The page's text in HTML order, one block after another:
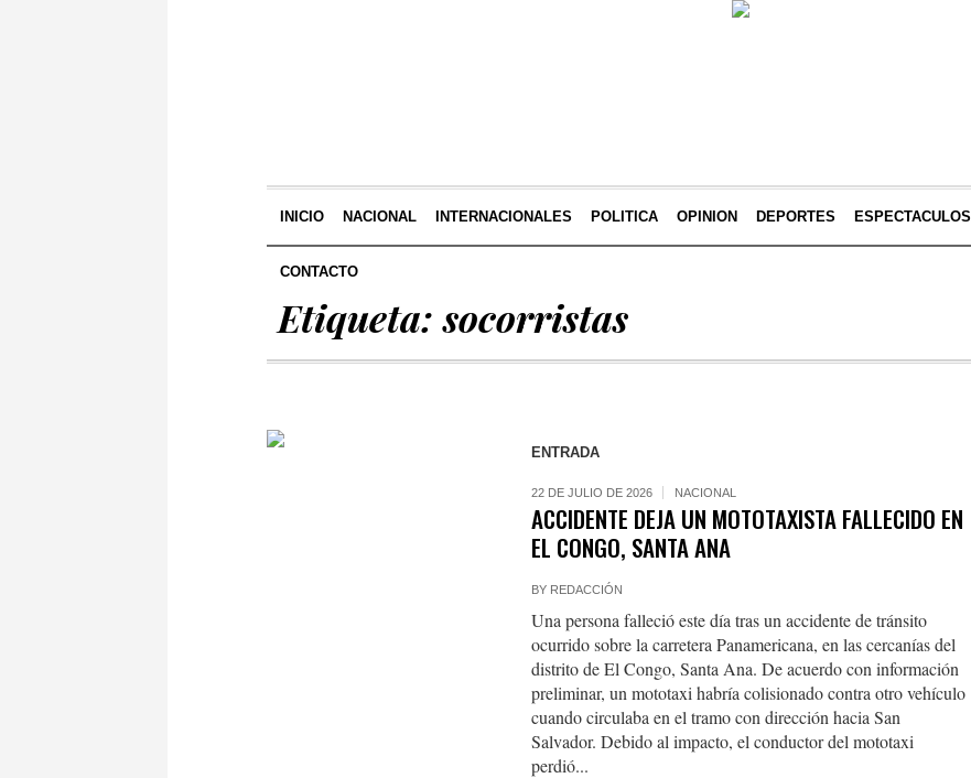
INICIO NACIONAL INTERNACIONALES POLITICA OPINION DEPORTES ESPECTACULOS
CONTACTO
Etiqueta:socorristas
ENTRADA
22 DE JULIO DE 2026 NACIONAL
ACCIDENTE DEJA UN MOTOTAXISTA FALLECIDO EN
EL CONGO, SANTA ANA
BY REDACCIÓN
Una persona falleció este día tras un accidente de tránsito
ocurrido sobre la carretera Panamericana, en las cercanías del
distrito de El Congo, Santa Ana. De acuerdo con información
preliminar, un mototaxi habría colisionado contra otro vehículo
cuando circulaba en el tramo con dirección hacia San
Salvador. Debido al impacto, el conductor del mototaxi
perdió...